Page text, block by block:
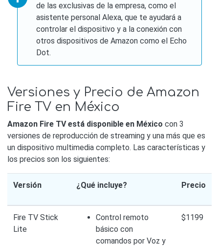
de las exclusivas de la empresa, como el
asistente personal Alexa, que te ayudará a
controlar el dispositivo y a la conexión con
otros dispositivos de Amazon como el Echo
Dot.
Versiones y Precio de Amazon
Fire TV en México
Amazon Fire TV está disponible en México con 3
versiones de reproducción de streaming y una más que es
un dispositivo multimedia completo. Las características y
los precios son los siguientes:
Versión ¿Qué incluye? Precio
Fire TV Stick
Lite
Control remoto
básico con
comandos por Voz y
$1199